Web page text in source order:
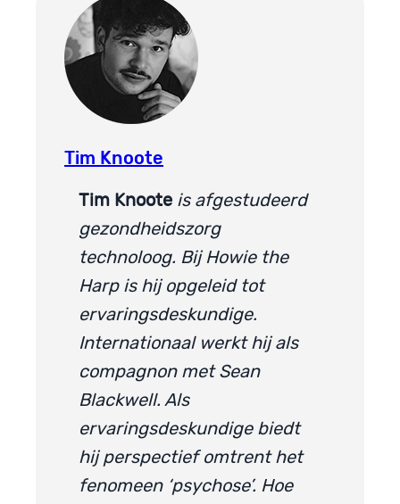
Tim Knoote
Tim Knoote is afgestudeerd
gezondheidszorg
technoloog. Bij Howie the
Harp is hij opgeleid tot
ervaringsdeskundige.
Internationaal werkt hij als
compagnon met Sean
Blackwell. Als
ervaringsdeskundige biedt
hij perspectief omtrent het
fenomeen ‘psychose’. Hoe